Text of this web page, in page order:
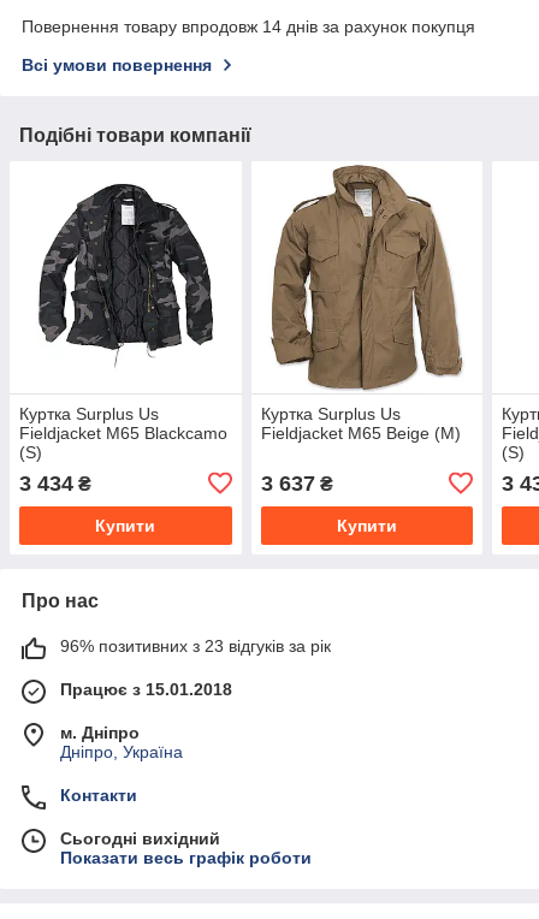
Повернення товару впродовж 14 днів за рахунок покупця
Всі умови повернення
Подібні товари компанії
Куртка Surplus Us
Fieldjacket M65 Blackcamo
(S)
3 434 ₴
Купити
Куртка Surplus Us
Fieldjacket M65 Beige (M)
3 637₴
Купити
(S)
3
Про нас
96% позитивних з 23 відгуків за рік
Працює з 15.01.2018
м. Дніпро
Дніпро, Україна
Контакти
Сьогодні вихідний
Показати весь графік роботи